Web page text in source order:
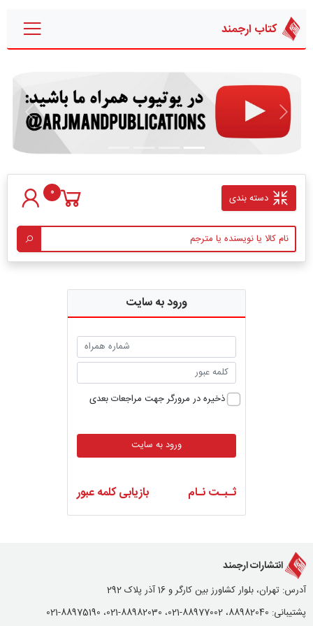
کتاب ارجمند
قبلی بعدی
دسته بندی 0
ورود به سایت
ذخیره در مرورگر جهت مراجعات بعدی
ورود به سایت
ثـبـت نـام بازیابی کلمه عبور
انتشارات ارجمند
آدرس: تهران، بلوار کشاورز بین کارگر و 16 آذر پلاک 292
پشتیبانی: 88982040، 88977002-021، 88982030-021، 88975190-021